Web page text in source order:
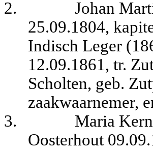
2.
Johan
25.09.1804,
Indisch Leger
12.09.1861, tr.
Scholten, geb.
zaakwaarnemer,
3.
Maria
Oosterhout